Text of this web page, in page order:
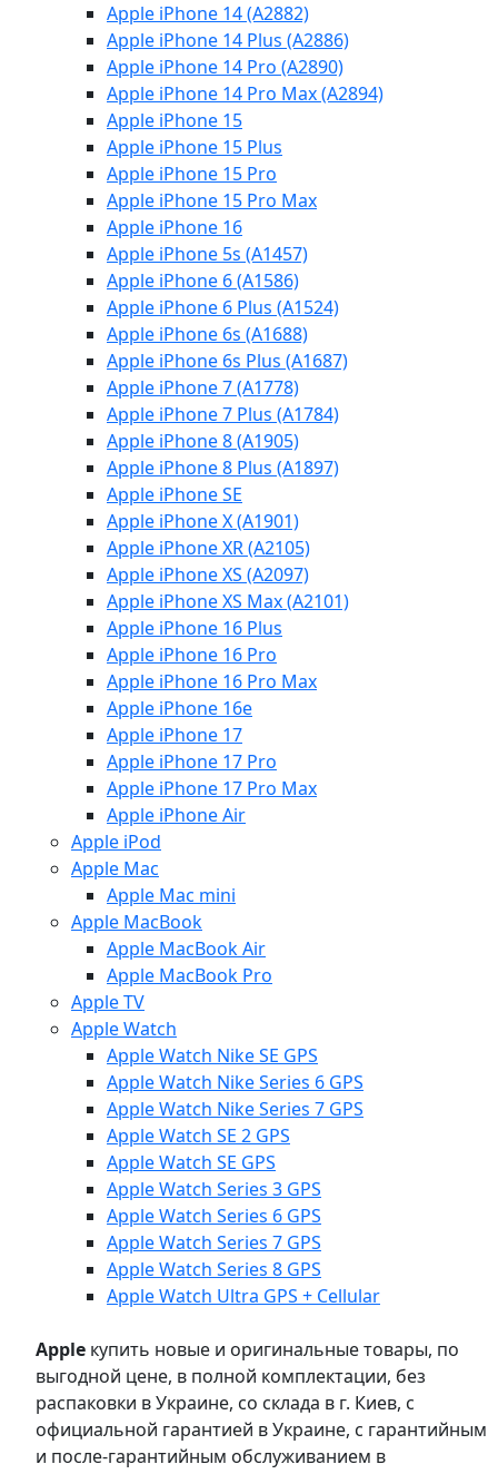
Apple iPhone 14 (A2882)
Apple iPhone 14 Plus (A2886)
Apple iPhone 14 Pro (A2890)
Apple iPhone 14 Pro Max (A2894)
Apple iPhone 15
Apple iPhone 15 Plus
Apple iPhone 15 Pro
Apple iPhone 15 Pro Max
Apple iPhone 16
Apple iPhone 5s (A1457)
Apple iPhone 6 (A1586)
Apple iPhone 6 Plus (A1524)
Apple iPhone 6s (A1688)
Apple iPhone 6s Plus (A1687)
Apple iPhone 7 (A1778)
Apple iPhone 7 Plus (A1784)
Apple iPhone 8 (A1905)
Apple iPhone 8 Plus (A1897)
Apple iPhone SE
Apple iPhone X (A1901)
Apple iPhone XR (A2105)
Apple iPhone XS (A2097)
Apple iPhone XS Max (A2101)
Apple iPhone 16 Plus
Apple iPhone 16 Pro
Apple iPhone 16 Pro Max
Apple iPhone 16e
Apple iPhone 17
Apple iPhone 17 Pro
Apple iPhone 17 Pro Max
Apple iPhone Air
Apple iPod
Apple Mac
Apple Mac mini
Apple MacBook
Apple MacBook Air
Apple MacBook Pro
Apple TV
Apple Watch
Apple Watch Nike SE GPS
Apple Watch Nike Series 6 GPS
Apple Watch Nike Series 7 GPS
Apple Watch SE 2 GPS
Apple Watch SE GPS
Apple Watch Series 3 GPS
Apple Watch Series 6 GPS
Apple Watch Series 7 GPS
Apple Watch Series 8 GPS
Apple Watch Ultra GPS + Cellular
Apple купить новые и оригинальные товары, по
выгодной цене, в полной комплектации, без
распаковки в Украине, со склада в г. Киев, с
официальной гарантией в Украине, с гарантийным
и после-гарантийным обслуживанием в